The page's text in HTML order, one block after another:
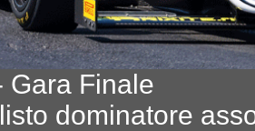
Gara Finale
dominatore